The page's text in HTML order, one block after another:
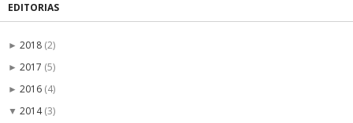
EDITORIAS
► 2018 (2)
► 2017 (5)
► 2016 (4)
▼ 2014(3)